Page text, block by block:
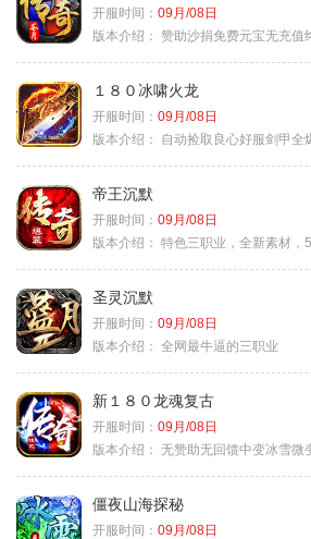
开服时间： 09月/08日
版本介绍： 赞助沙捐免费元宝无充值
１８０冰啸火龙
开服时间： 09月/08日
版本介绍：
自动捡取良心好服剑甲全
帝王沉默
开服时间： 09月/08日
版本介绍： 特色三职业，全新素材，5D特
圣灵沉默
开服时间： 09月/08日
版本介绍： 全网最牛逼的三职业
新１８０龙魂复古
开服时间： 09月/08日
版本介绍： 无赞助无回馈中变冰雪微
僵夜山海探秘
开服时间： 09月/08日